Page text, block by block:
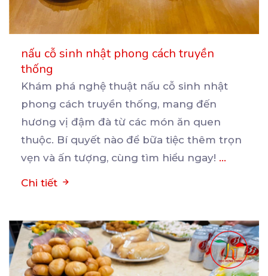
nấu cỗ sinh nhật phong cách truyền
thống
Khám phá nghệ thuật nấu cỗ sinh nhật
phong cách truyền thống, mang đến
hương vị đậm đà từ các món ăn quen
thuộc. Bí quyết nào để bữa tiệc thêm trọn
vẹn và ấn tượng, cùng tìm hiểu ngay! ...
Chi tiết